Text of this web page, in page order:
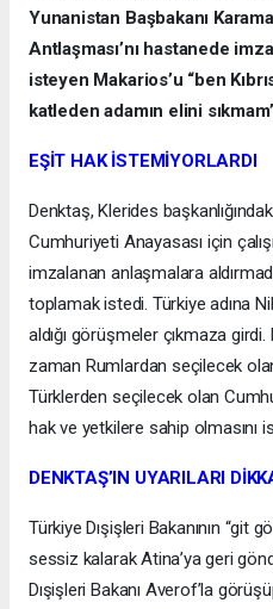
Yunanistan Başbakanı
Antlaşması’nı hastanede
isteyen Makarios’u “ben
katleden adamın elini
EŞİT HAK İSTEMİYORLARDI
Denktaş, Klerides
Cumhuriyeti Anayasası için
imzalanan anlaşmalara
toplamak istedi. Türkiye adına
aldığı görüşmeler çıkmaza
zaman Rumlardan seçilecek
Türklerden seçilecek olan
hak ve yetkilere sahip olmasını
DENKTAŞ’IN UYARILARI
Türkiye Dışişleri Bakanının “git
sessiz kalarak Atina’ya geri
Dışişleri Bakanı Averof’la